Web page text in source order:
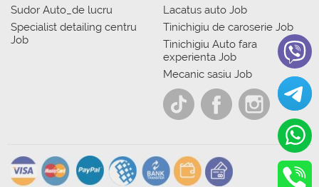
Sudor Auto_de lucru
Specialist detailing centru
Job
Lacatus auto Job
Tinichigiu de caroserie Job
Tinichigiu Auto fara
experienta Job
Mecanic sasiu Job